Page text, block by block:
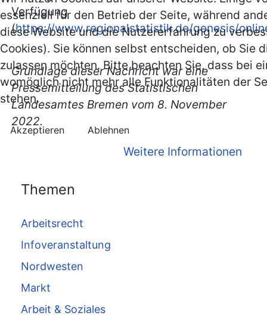
Verfügung
(https://www.regionalstatistik.de/genesis/
Grundlage dieser Nachricht war eine
Pressemitteilung des Statistischen
Landesamtes Bremen vom 8. November
2022.
Themen
Arbeitsrecht
Infoveranstaltung
Nordwesten
Markt
Arbeit & Soziales
essenziell für den Betrieb der Seite, während
diese Website und die Nutzererfahrung zu
Cookies). Sie können selbst entscheiden, ob Sie
zulassen möchten. Bitte beachten Sie, dass bei
womöglich nicht mehr alle Funktionalitäten der
stehen.
Akzeptieren Ablehnen
Weitere Informationen